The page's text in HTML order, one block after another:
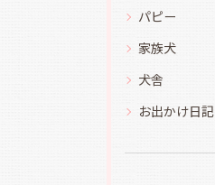
パピー
家族犬
犬舎
お出かけ日記